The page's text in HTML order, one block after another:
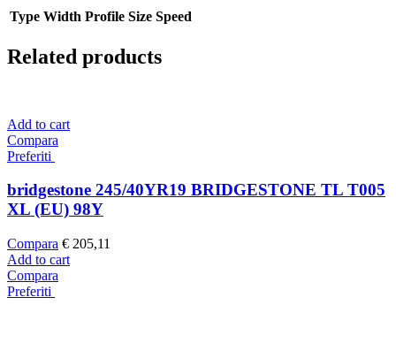
Type Width Profile Size Speed
Related products
Add to cart
Compara
Preferiti
bridgestone 245/40YR19 BRIDGESTONE TL T005
XL (EU) 98Y
Compara € 205,11
Add to cart
Compara
Preferiti